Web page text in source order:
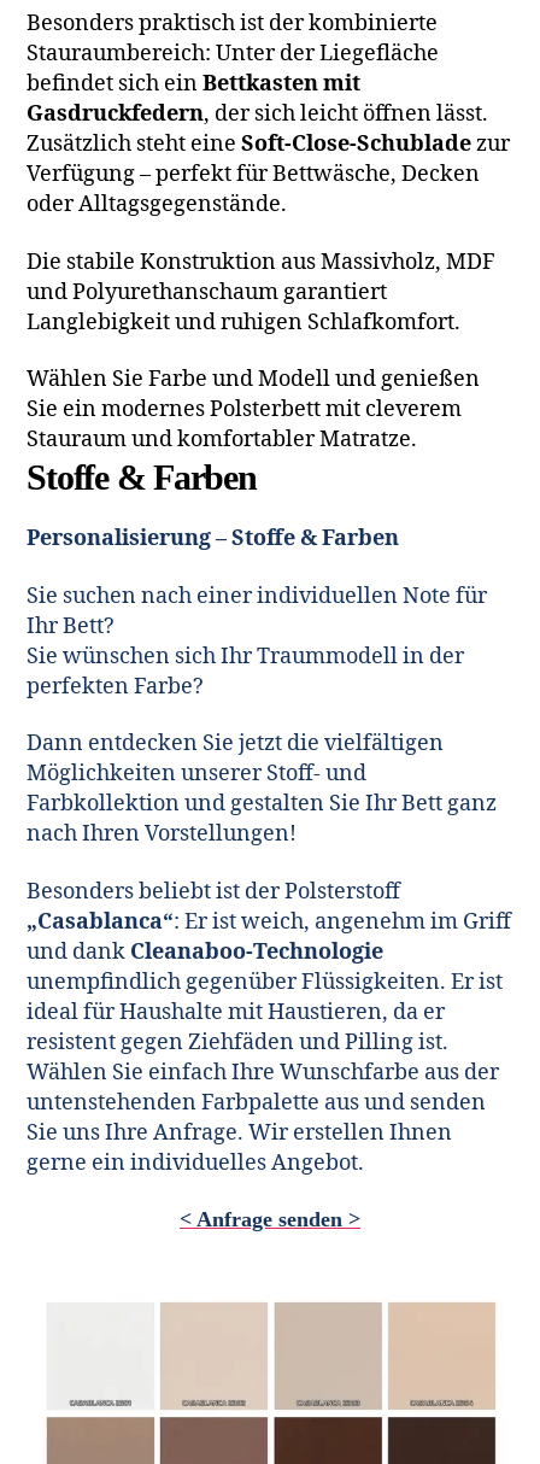
Besonders praktisch ist der kombinierte
Stauraumbereich: Unter der Liegefläche
befindet sich einBettkasten mit
Gasdruckfedern, der sich leicht öffnen lässt.
Zusätzlich steht eineSoft-Close-Schubladezur
Verfügung – perfekt für Bettwäsche, Decken
oder Alltagsgegenstände.
Die stabile Konstruktion aus Massivholz, MDF
und Polyurethanschaum garantiert
Langlebigkeit und ruhigen Schlafkomfort.
Wählen Sie Farbe und Modell und genießen
Sie ein modernes Polsterbett mit cleverem
Stauraum und komfortabler Matratze.
Stoffe & Farben
Personalisierung – Stoffe & Farben
Sie suchen nach einer individuellen Note für
Ihr Bett?
Sie wünschen sich Ihr Traummodell in der
perfekten Farbe?
Dann entdecken Sie jetzt die vielfältigen
Möglichkeiten unserer Stoff- und
Farbkollektion und gestalten Sie Ihr Bett ganz
nach Ihren Vorstellungen!
Besonders beliebt ist der Polsterstoff
„Casablanca“: Er ist weich, angenehm im Griff
und dank Cleanaboo-Technologie
unempfindlich gegenüber Flüssigkeiten. Er ist
ideal für Haushalte mit Haustieren, da er
resistent gegen Ziehfäden und Pilling ist.
Wählen Sie einfach Ihre Wunschfarbe aus der
untenstehenden Farbpalette aus und senden
Sie uns Ihre Anfrage. Wir erstellen Ihnen
gerne ein individuelles Angebot.
< Anfrage senden >